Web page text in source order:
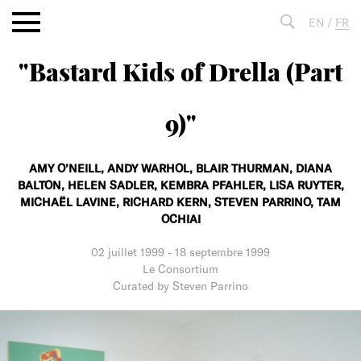
Aller
au
EN / FR
"Bastard Kids of Drella (Part
9)"
AMY O’NEILL, ANDY WARHOL, BLAIR THURMAN, DIANA
BALTON, HELEN SADLER, KEMBRA PFAHLER, LISA RUYTER,
MICHAËL LAVINE, RICHARD KERN, STEVEN PARRINO, TAM
OCHIAI
02 juillet 1999 - 18 septembre 1999
Le Consortium
Curated by Steven Parrino